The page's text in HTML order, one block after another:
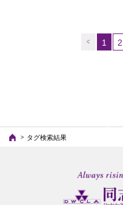
1
ジ）
2
タグ検索結果